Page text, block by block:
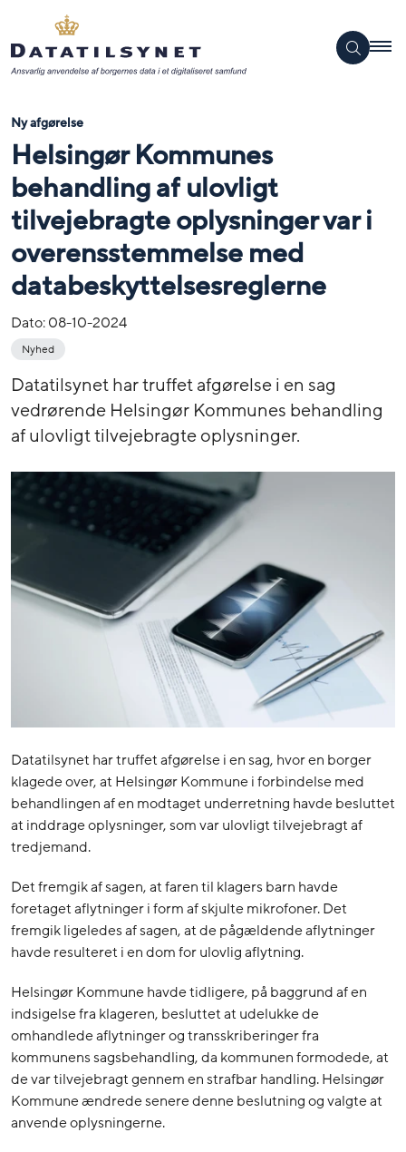
Ny afgørelse
Helsingør Kommunes
behandling af ulovligt
tilvejebragte oplysninger var i
overensstemmelse med
databeskyttelsesreglerne
Dato:08-10-2024
Nyhed
Datatilsynet har truffet afgørelse i en sag
vedrørende Helsingør Kommunes behandling
af ulovligt tilvejebragte oplysninger.
Datatilsynet har truffet afgørelse i en sag, hvor en borger
klagede over, at Helsingør Kommune i forbindelse med
behandlingen af en modtaget underretning havde besluttet
at inddrage oplysninger, som var ulovligt tilvejebragt af
tredjemand.
Det fremgik af sagen, at faren til klagers barn havde
foretaget aflytninger i form af skjulte mikrofoner. Det
fremgik ligeledes af sagen, at de pågældende aflytninger
havde resulteret i en dom for ulovlig aflytning.
Helsingør Kommune havde tidligere, på baggrund af en
indsigelse fra klageren, besluttet at udelukke de
omhandlede aflytninger og transskriberinger fra
kommunens sagsbehandling, da kommunen formodede, at
de var tilvejebragt gennem en strafbar handling. Helsingør
Kommune ændrede senere denne beslutning og valgte at
anvende oplysningerne.